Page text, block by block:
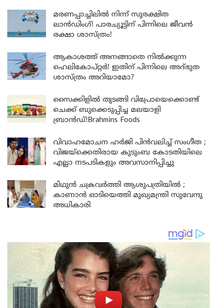
മരണപ്പാച്ചിലിൽ നിന്ന് സുരക്ഷിത
ലാൻഡിംഗ്! പാരച്യൂട്ടിന് പിന്നിലെ ജീവൻ
രക്ഷാ ശാസ്ത്രം!
ആകാശത്ത് അനങ്ങാതെ നില്‍ക്കുന്ന
ഹെലികോപ്റ്റര്‍! ഇതിന് പിന്നിലെ അദ്ഭുത
ശാസ്ത്രം അറിയാമോ?
സൈക്കിളിൽ തുടങ്ങി വിപ്രോയെക്കൊണ്ട്
ചെക്ക് ബുക്കെടുപ്പിച്ച മലയാളി
ബ്രാൻഡ്!Brahmins Foods
വിവാഹമോചന ഹർജി പിൻവലിച്ച് സംഗീത ;
വിജയ്ക്കെതിരായ കുടുംബ കോടതിയിലെ
എല്ലാ നടപടികളും അവസാനിപ്പിച്ചു
മിഥുൻ ചക്രവർത്തി ആശുപത്രിയിൽ ;
കാണാൻ ഓടിയെത്തി മുഖ്യമന്ത്രി സുവേന്ദു
അധികാരി